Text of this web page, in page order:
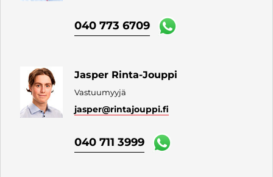
040 773 6709
Jasper Rinta-Jouppi
Vastuumyyjä
jasper@rintajouppi.fi
040 711 3999